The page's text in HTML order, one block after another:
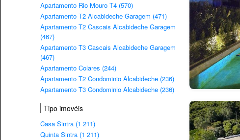
Apartamento Rio Mouro T4 (570)
Apartamento T2 Alcabideche Garagem (471)
Apartamento T2 Cascais Alcabideche Garagem
(467)
Apartamento T3 Cascais Alcabideche Garagem
(467)
Apartamento Colares (244)
Apartamento T2 Condominio Alcabideche (236)
Apartamento T3 Condominio Alcabideche (236)
Tipo imovéis
Casa Sintra (1 211)
Quinta Sintra (1 211)